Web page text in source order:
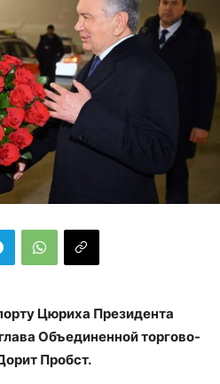
Цюриха Президента
Объединенной торгово-
Пробст.